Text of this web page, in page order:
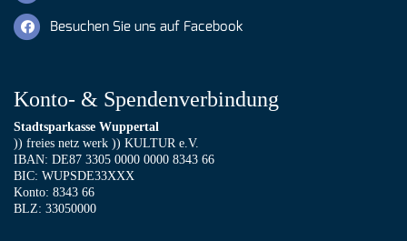
Besuchen Sie uns auf Facebook
Konto- & Spendenverbindung
Stadtsparkasse Wuppertal
)) freies netz werk )) KULTUR e.V.
IBAN: DE87 3305 0000 0000 8343 66
BIC: WUPSDE33XXX
Konto: 8343 66
BLZ: 33050000